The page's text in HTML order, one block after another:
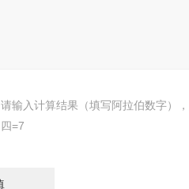
请输入计算结果（填写阿拉伯数字）
四=7